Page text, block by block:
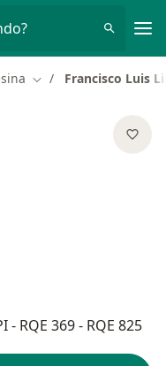
Mudar de cidade
Francisco Luis
RQE 369 - RQE 825